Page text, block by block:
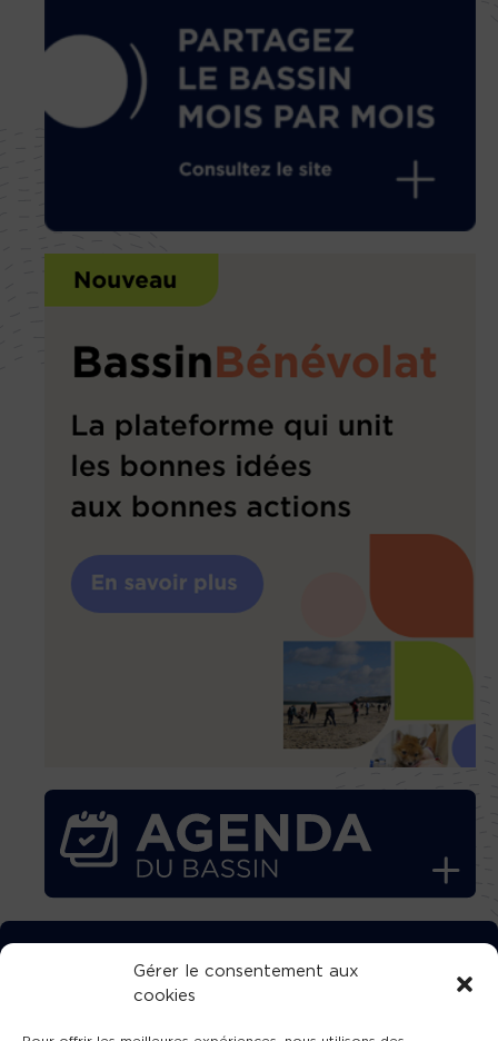
Gérer le consentement aux
cookies
TÉLÉCHARGEZ GRATUITEMENT
L’APPLICATION TVBA !